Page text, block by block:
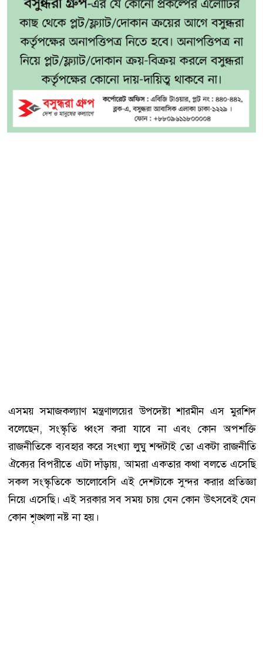
এসময় সমাজকল্যাণ মন্ত্রণালয়ের উপদেষ্টা শারমীন এস মুরশিদ
বলেছেন, সংস্কৃতি ধ্বংস করা যাবে না এবং কোন অপশক্তি
রাজনীতিকে ব্যবহার করে সংখ্যা লুঘু শব্দটাই তো একটা রাজনীতি
ঐক্যের বিপরীতে এটা দাঁড়ায়, আমরা একতার কথা বলতে এসেছি
সকল সংস্কৃতিকে ভালোবেসি এই দেশটাকে সুন্দর করার প্রতিজ্ঞা
নিয়ে এসেছি। এই সরকার সব সময় চায় যেন কোন উৎসবেই যেন
কোন শৃঙ্খলা নষ্ট না হয়।